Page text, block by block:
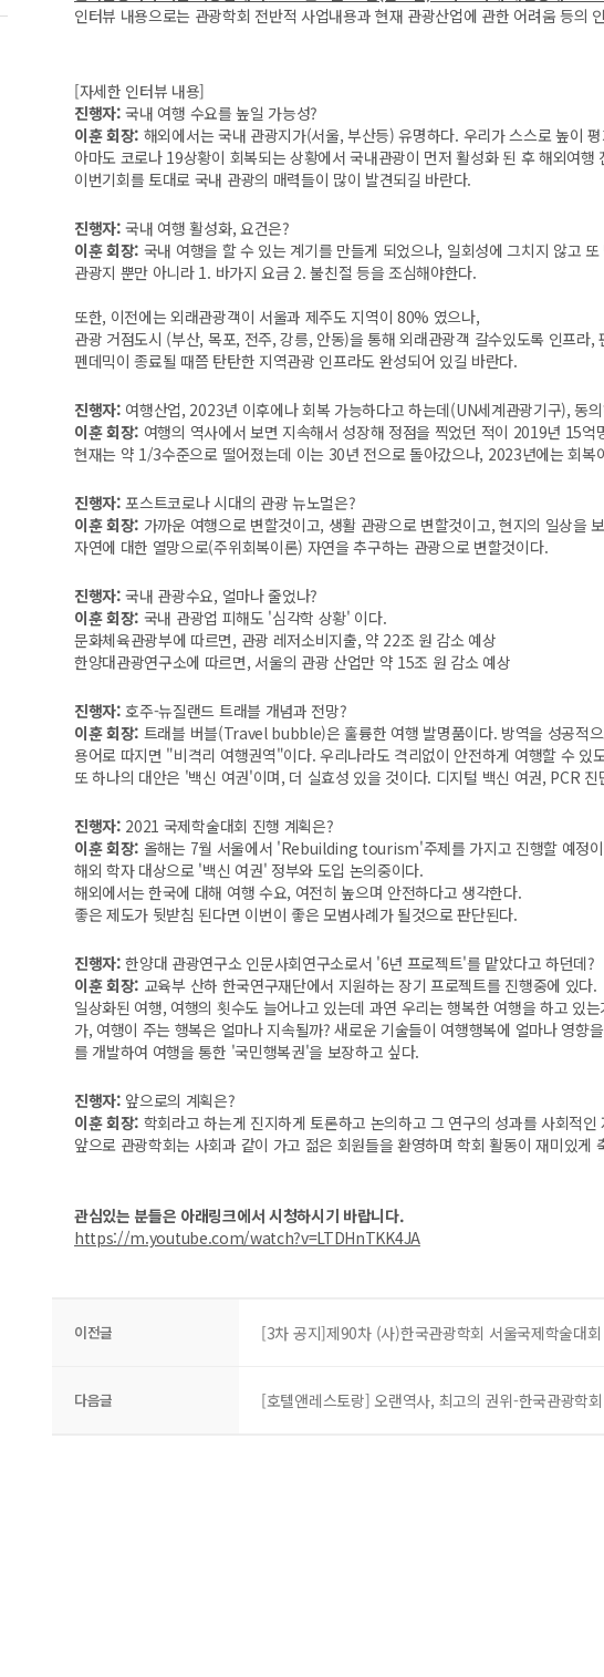
인터뷰 내용으로는 관광학회 전반적 사업내용과 현재 관광산업에 관한 어려움 등의
[자세한 인터뷰 내용]
진행자: 국내 여행 수요를 높일 가능성?
이훈 회장: 해외에서는 국내 관광지가(서울, 부산등) 유명하다. 우리가 스스로 높이
아마도 코로나 19상황이 회복되는 상황에서 국내관광이 먼저 활성화 된 후 해외여행
이번기회를 토대로 국내 관광의 매력들이 많이 발견되길 바란다.
진행자:국내 여행 활성화, 요건은?
이훈 회장: 국내 여행을 할 수 있는 계기를 만들게 되었으나, 일회성에 그치지 않고
관광지 뿐만 아니라 1. 바가지 요금 2. 불친절 등을 조심해야한다.
또한, 이전에는 외래관광객이 서울과 제주도 지역이 80% 였으나,
관광 거점도시 (부산, 목포, 전주, 강릉, 안동)을 통해 외래관광객 갈수있도록 인프라,
펜데믹이 종료될 때쯤 탄탄한 지역관광 인프라도 완성되어 있길 바란다.
진행자: 여행산업, 2023년 이후에나 회복 가능하다고 하는데(UN세계관광기구), 동
이훈 회장: 여행의 역사에서 보면 지속해서 성장해 정점을 찍었던 적이 2019년 15억
현재는 약 1/3수준으로 떨어졌는데 이는 30년 전으로 돌아갔으나, 2023년에는 회복
진행자:포스트코로나 시대의 관광 뉴노멀은?
이훈 회장: 가까운 여행으로 변할것이고, 생활 관광으로 변할것이고, 현지의 일상을
자연에 대한 열망으로(주위회복이론) 자연을 추구하는 관광으로 변할것이다.
진행자:국내 관광수요, 얼마나 줄었나?
이훈 회장: 국내 관광업 피해도 '심각학 상황' 이다.
문화체육관광부에 따르면, 관광 레저소비지출, 약 22조 원 감소 예상
한양대관광연구소에 따르면, 서울의 관광 산업만 약 15조 원 감소 예상
진행자:호주-뉴질랜드 트래블 개념과 전망?
이훈 회장: 트래블 버블(Travel bubble)은 훌륭한 여행 발명품이다. 방역을 성공적
용어로 따지면 "비격리 여행권역"이다. 우리나라도 격리없이 안전하게 여행할 수 있
또 하나의 대안은 '백신 여권'이며, 더 실효성 있을 것이다. 디지털 백신 여권, PCR
진행자: 2021 국제학술대회 진행 계획은?
이훈 회장: 올해는 7월 서울에서 'Rebuilding tourism'주제를 가지고 진행할 예정
해외 학자 대상으로 '백신 여권' 정부와 도입 논의중이다.
해외에서는 한국에 대해 여행 수요, 여전히 높으며 안전하다고 생각한다.
좋은 제도가 뒷받침 된다면 이번이 좋은 모범사례가 될것으로 판단된다.
진행자:한양대 관광연구소 인문사회연구소로서 '6년 프로젝트'를 맡았다고 하던데?
이훈 회장: 교육부 산하 한국연구재단에서 지원하는 장기 프로젝트를 진행중에 있다.
일상화된 여행, 여행의 횟수도 늘어나고 있는데 과연 우리는 행복한 여행을 하고 있
가, 여행이 주는 행복은 얼마나 지속될까? 새로운 기술들이 여행행복에 얼마나 영향
를 개발하여 여행을 통한 '국민행복권'을 보장하고 싶다.
진행자: 앞으로의 계획은?
이훈 회장: 학회라고 하는게 진지하게 토론하고 논의하고 그 연구의 성과를 사회적
앞으로 관광학회는 사회과 같이 가고 젊은 회원들을 환영하며 학회 활동이 재미있게
관심있는 분들은 아래링크에서 시청하시기 바랍니다.
https://m.youtube.com/watch?v=LTDHnTKK4JA
이전글 [3차 공지]제90차 (사)한국관광학회 서울국제학술대
다음글 [호텔앤레스토랑] 오랜역사, 최고의 권위-한국관광학